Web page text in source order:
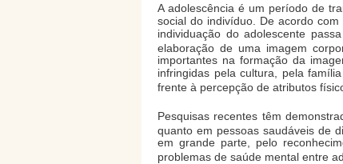
A adolescência é um período de
social do indivíduo. De acordo
individuação do adolescente
elaboração de uma imagem
importantes na formação da
infringidas pela cultura, pela
frente à percepção de atributos
Pesquisas recentes têm
quanto em pessoas saudáveis de
em grande parte, pelo
problemas de saúde mental entre